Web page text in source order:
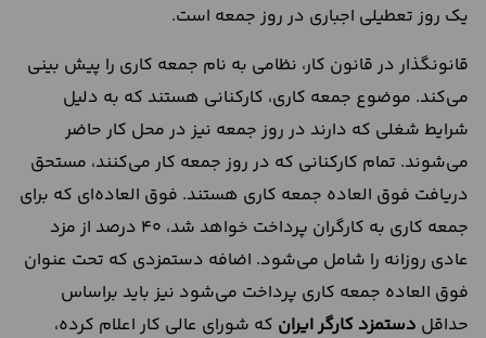
یک روز تعطیلی اجباری در روز جمعه است.
قانونگذار در قانون کار، نظامی به نام جمعه کاری را پیش بینی
می‌کند. موضوع جمعه کاری، کارکنانی هستند که به دلیل
شرایط شغلی که دارند در روز جمعه نیز در محل کار حاضر
می‌شوند. تمام کارکنانی که در روز جمعه کار می‌کنند، مستحق
دریافت فوق العاده جمعه کاری هستند. فوق العاده‌ای که برای
جمعه کاری به کارگران پرداخت خواهد شد، 40 درصد از مزد
عادی روزانه را شامل می‌شود. اضافه دستمزدی که تحت عنوان
فوق العاده جمعه کاری پرداخت می‌شود نیز باید براساس
حداقل دستمزد کارگر ایران که شورای عالی کار اعلام کرده،